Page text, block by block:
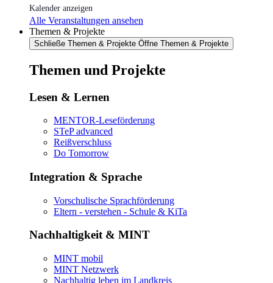
Kalender anzeigen
Alle Veranstaltungen ansehen
Themen & Projekte
Schließe Themen & Projekte Öffne Themen & Projekte
Themen und Projekte
Lesen & Lernen
MENTOR-Leseförderung
STeP advanced
Reißverschluss
Do Tomorrow
Integration & Sprache
Vorschulische Sprachförderung
Eltern - verstehen - Schule & KiTa
Nachhaltigkeit & MINT
MINT mobil
MINT Netzwerk
Nachhaltig leben im Landkreis